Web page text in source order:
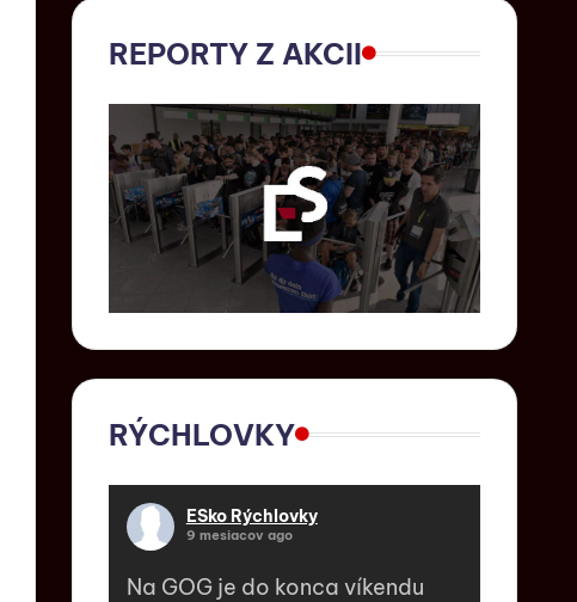
REPORTY Z AKCII
RÝCHLOVKY
ESko Rýchlovky
9 mesiacov ago
Na GOG je do konca víkendu